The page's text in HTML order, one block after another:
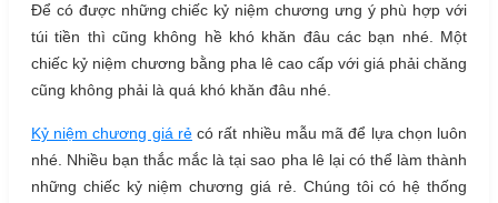
Để có được những chiếc kỷ niệm chương ưng ý phù hợp với
túi tiền thì cũng không hề khó khăn đâu các bạn nhé. Một
chiếc kỷ niệm chương bằng pha lê cao cấp với giá phải chăng
cũng không phải là quá khó khăn đâu nhé.
Kỷ niệm chương giá rẻcó rất nhiều mẫu mã để lựa chọn luôn
nhé. Nhiều bạn thắc mắc là tại sao pha lê lại có thể làm thành
những chiếc kỷ niệm chương giá rẻ. Chúng tôi có hệ thống